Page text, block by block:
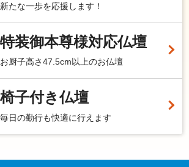
新たな一歩を応援します！
特装御本尊様対応仏壇
お厨子高さ47.5cm以上のお仏壇
椅子付き仏壇
毎日の勤行も快適に行えます